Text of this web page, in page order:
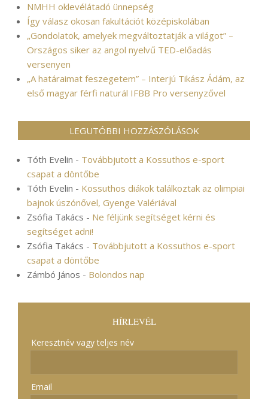
NMHH oklevélátadó ünnepség
Így válasz okosan fakultációt középiskolában
„Gondolatok, amelyek megváltoztatják a világot” –
Országos siker az angol nyelvű TED-előadás
versenyen
„A határaimat feszegetem” – Interjú Tikász Ádám, az
első magyar férfi naturál IFBB Pro versenyzővel
LEGUTÓBBI HOZZÁSZÓLÁSOK
Tóth Evelin - Továbbjutott a Kossuthos e-sport
csapat a döntőbe
Tóth Evelin - Kossuthos diákok találkoztak az olimpiai
bajnok úszónővel, Gyenge Valériával
Zsófia Takács - Ne féljünk segítséget kérni és
segítséget adni!
Zsófia Takács - Továbbjutott a Kossuthos e-sport
csapat a döntőbe
Zámbó János - Bolondos nap
HÍRLEVÉL
Keresztnév vagy teljes név
Email